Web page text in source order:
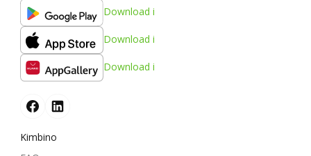
Download i
Download i
Download i
Kimbino